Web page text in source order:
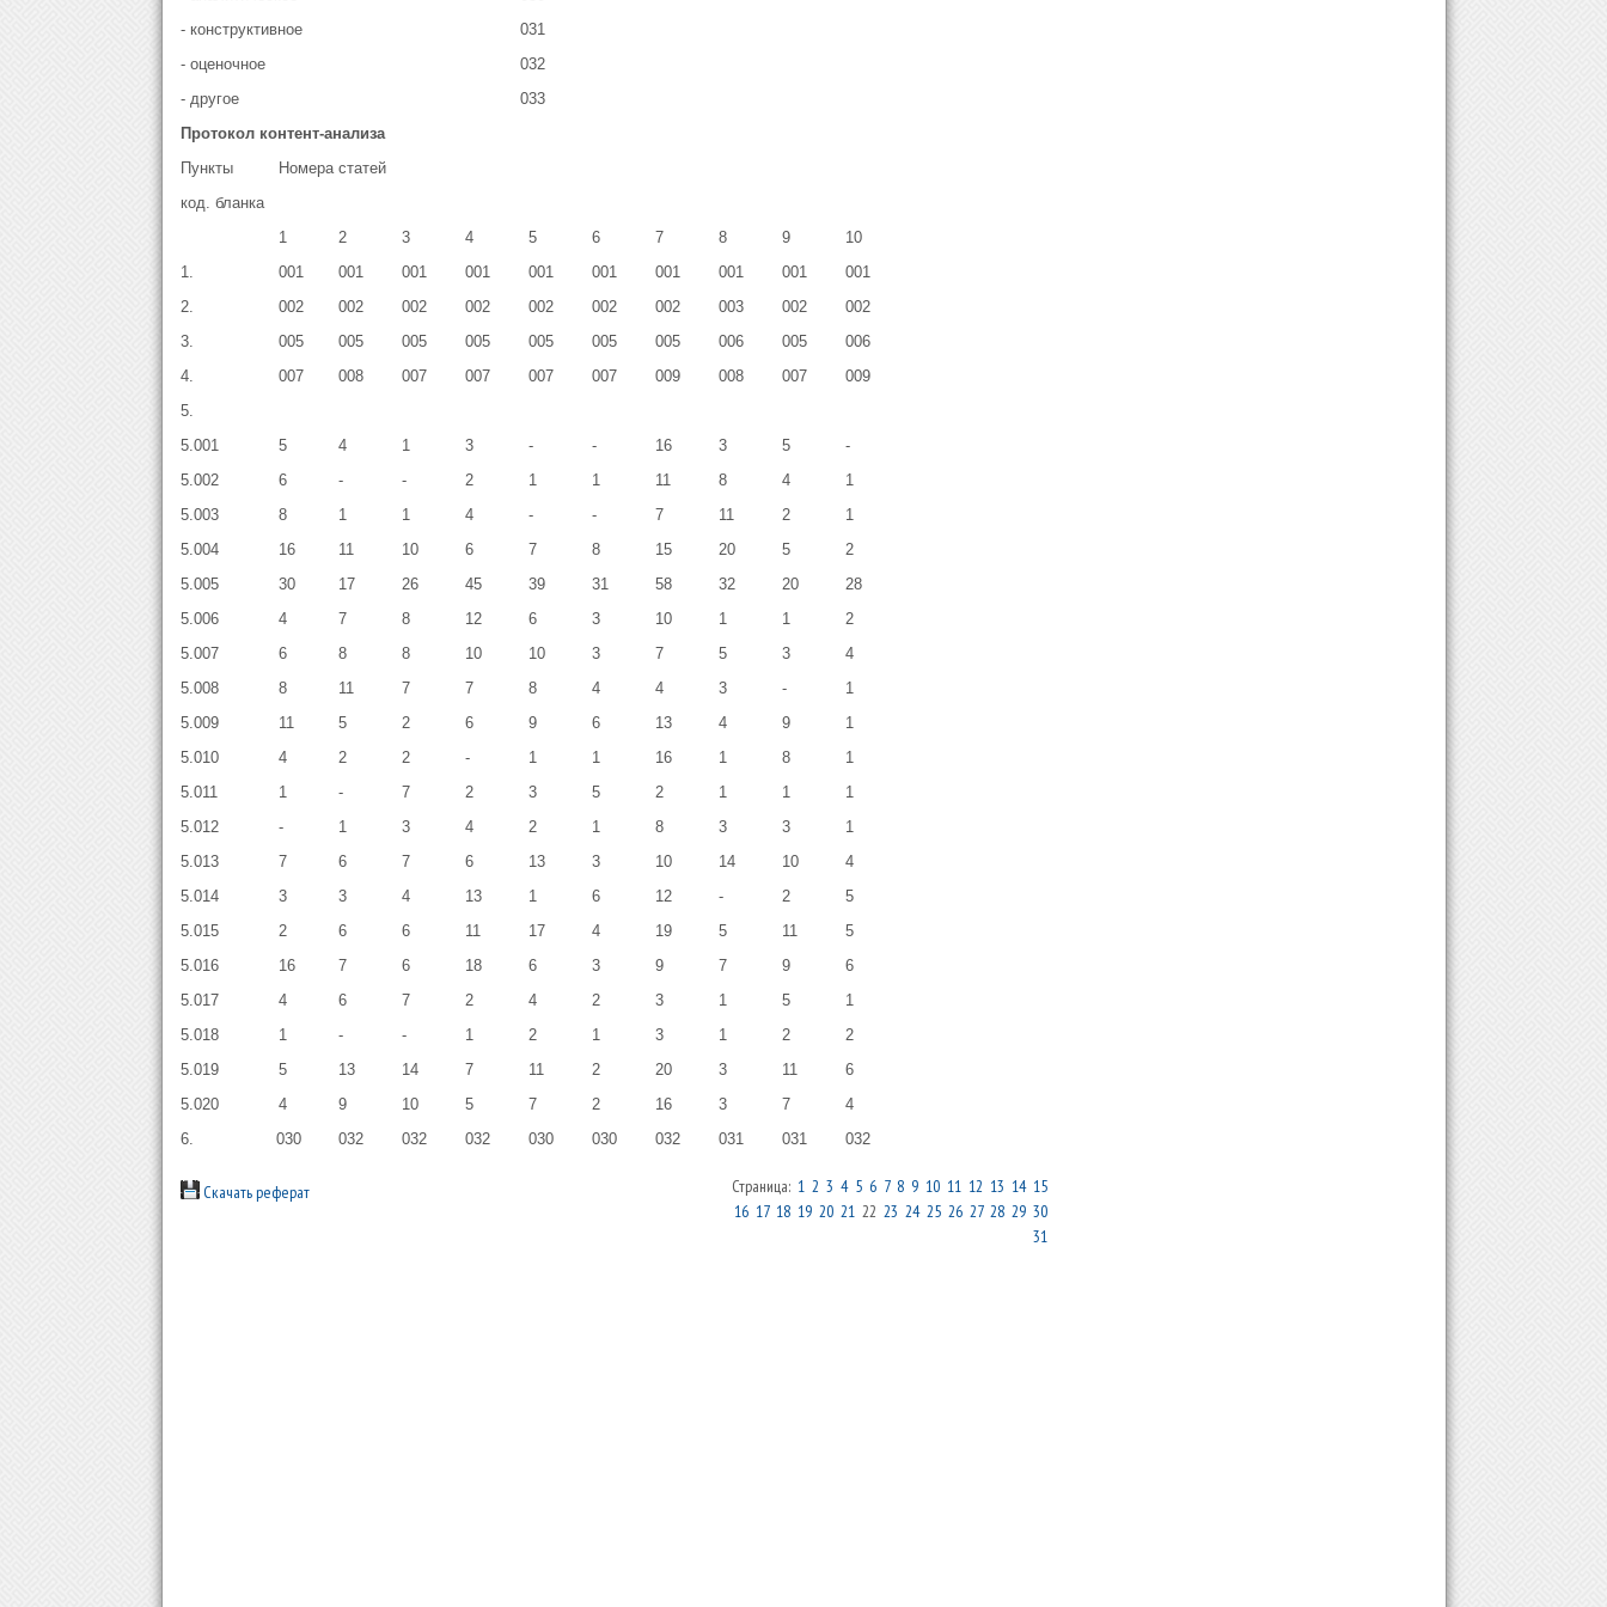
- конструктивное
031
- оценочное
032
- другое
033
Протокол контент-анализа
Пункты
код. бланка
Номера статей
1 2 3 4 5 6 7 8 9
10
1.
001 001 001 001 001 001 001 001 001
001
2.
002 002 002 002 002 002 002 003 002
002
3.
005 005 005 005 005 005 005 006 005
006
4.
007 008 007 007 007 007 009 008 007
009
5.
5.001
5 4 1 3 - - 16 3 5
-
5.002
6 - - 2 1 1 11 8 4
1
5.003
8 1 1 4 - - 7 11 2
1
5.004
16 11 10 6 7 8 15 20 5
2
5.005
30 17 26 45 39 31 58 32 20
28
5.006
4 7 8 12 6 3 10 1 1
2
5.007
6 8 8 10 10 3 7 5 3
4
5.008
8 11 7 7 8 4 4 3 -
1
5.009
11 5 2 6 9 6 13 4 9
1
5.010
4 2 2 - 1 1 16 1 8
1
5.011
1 - 7 2 3 5 2 1 1
1
5.012
- 1 3 4 2 1 8 3 3
1
5.013
7 6 7 6 13 3 10 14 10
4
5.014
3 3 4 13 1 6 12 - 2
5
5.015
2 6 6 11 17 4 19 5 11
5
5.016
16 7 6 18 6 3 9 7 9
6
5.017
4 6 7 2 4 2 3 1 5
1
5.018
1 - - 1 2 1 3 1 2
2
5.019
5 13 14 7 11 2 20 3 11
6
5.020
4 9 10 5 7 2 16 3 7
4
6.
030 032 032 032 030 030 032 031 031 032
Скачать реферат Страница: 1 2 3 4 5 6 7 8 9 10 11 12 13 14 15
16 17 18 19 20 2122 23 24 25 26 27 28 29 30
31